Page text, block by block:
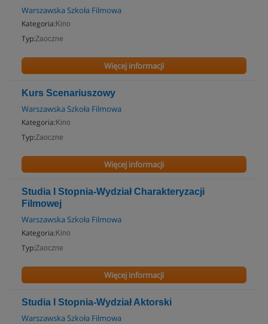
Warszawska Szkoła Filmowa
Kategoria: Kino
Typ:Zaoczne
Więcej informacji
Kurs Scenariuszowy
Warszawska Szkoła Filmowa
Kategoria: Kino
Typ:Zaoczne
Więcej informacji
Studia I Stopnia-Wydział Charakteryzacji
Filmowej
Warszawska Szkoła Filmowa
Kategoria: Kino
Typ:Zaoczne
Więcej informacji
Studia I Stopnia-Wydział Aktorski
Warszawska Szkoła Filmowa